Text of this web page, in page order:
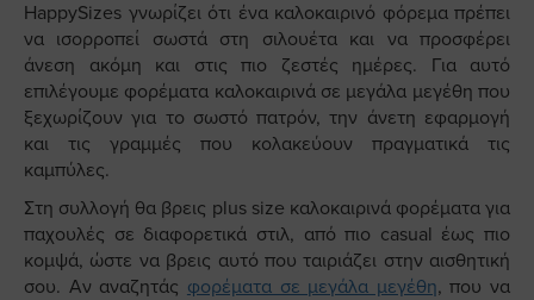
HappySizes γνωρίζει ότι ένα καλοκαιρινό φόρεμα πρέπει
να ισορροπεί σωστά στη σιλουέτα και να προσφέρει
άνεση ακόμη και στις πιο ζεστές ημέρες. Για αυτό
επιλέγουμε φορέματα καλοκαιρινά σε μεγάλα μεγέθη που
ξεχωρίζουν για το σωστό πατρόν, την άνετη εφαρμογή
και τις γραμμές που κολακεύουν πραγματικά τις
καμπύλες.
Στη συλλογή θα βρεις plus size καλοκαιρινά φορέματα για
παχουλές σε διαφορετικά στιλ, από πιο casual έως πιο
κομψά, ώστε να βρεις αυτό που ταιριάζει στην αισθητική
σου. Αν αναζητάς φορέματα σε μεγάλα μεγέθη, που να